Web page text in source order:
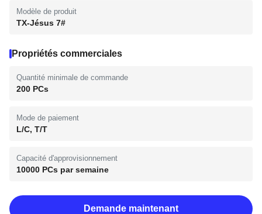
Modèle de produit
TX-Jésus 7#
Propriétés commerciales
Quantité minimale de commande
200 PCs
Mode de paiement
L/C, T/T
Capacité d'approvisionnement
10000 PCs par semaine
Demande maintenant